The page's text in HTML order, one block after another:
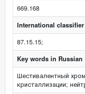
669.168
International
87.15.15;
Key words in Russian
Шестивалентный
кристаллизации;